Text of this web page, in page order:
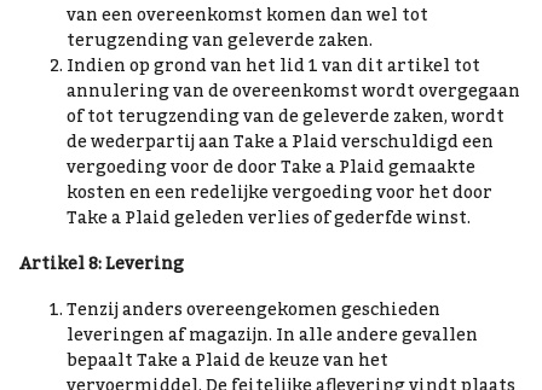
van een overeenkomst komen dan wel tot
terugzending van geleverde zaken.
Indien op grond van het lid 1 van dit artikel tot
annulering van de overeenkomst wordt overgegaan
of tot terugzending van de geleverde zaken, wordt
de wederpartij aan Take a Plaid verschuldigd een
vergoeding voor de door Take a Plaid gemaakte
kosten en een redelijke vergoeding voor het door
Take a Plaid geleden verlies of gederfde winst.
Artikel 8: Levering
Tenzij anders overeengekomen geschieden
leveringen af magazijn. In alle andere gevallen
bepaalt Take a Plaid de keuze van het